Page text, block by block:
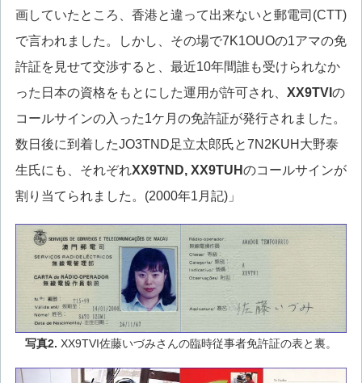
画していたところ、香港と違って出来ないと郵電司(CTT)
で言われました。しかし、その場で7K1OUOの1アマの免
許証を見せて交渉すると、最近10年間誰も受けられなか
った日本の資格をもとにした運用が許可され、 XX9TVI の
コールサインの入った1ケ月の免許証が発行されました。
数日後に到着したJO3TND足立太郎氏と7N2KUH大野泰
生氏にも、それぞれXX9TND, XX9TUHのコールサインが
割り当てられました。(2000年1月記)」
写真2. XX9TVI佐藤いづみさんの臨時従事者免許証の表と裏。